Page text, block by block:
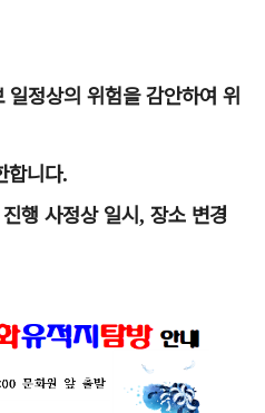
일정상의 위험을 감안하여 위
니다.
행 사정상 일시, 장소 변경